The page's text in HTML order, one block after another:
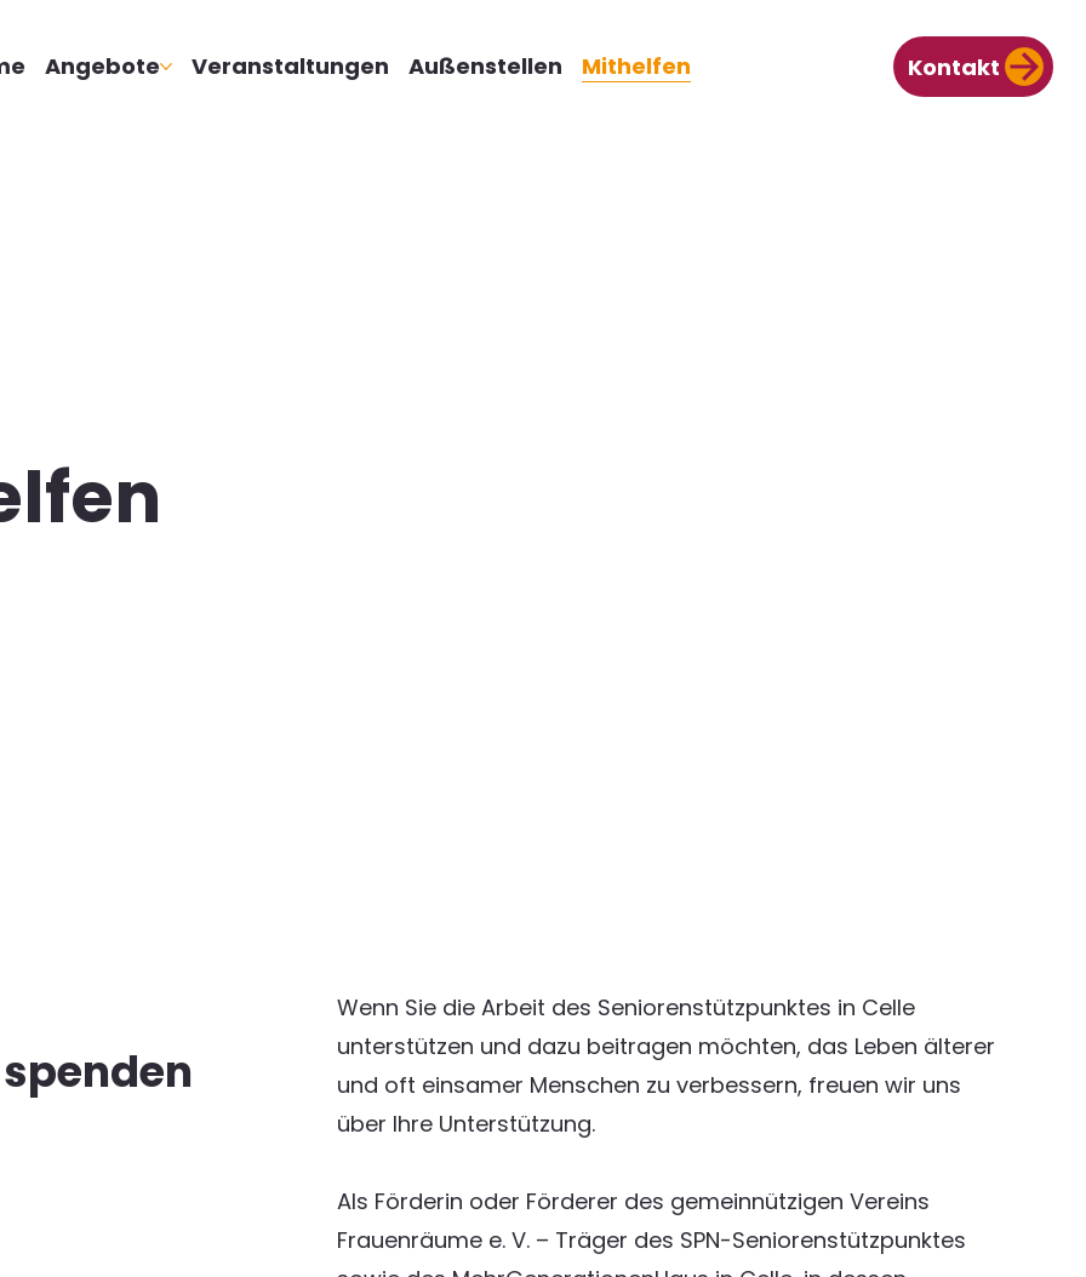
Angebote Veranstaltungen Außenstellen Mithelfen Kontakt
Wenn Sie die Arbeit des Seniorenstützpunktes in Celle
unterstützen und dazu beitragen möchten, das Leben älterer
und oft einsamer Menschen zu verbessern, freuen wir uns
über Ihre Unterstützung.
Als Förderin oder Förderer des gemeinnützigen Vereins
Frauenräume e. V. – Träger des SPN-Seniorenstützpunktes